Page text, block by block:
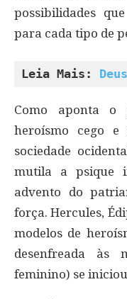
possibilidades
para cada tipo de
Leia Mais:
Como aponta o
heroísmo cego e
sociedade
mutila a psique
advento do
força. Hercules,
modelos de
desenfreada às
feminino) se